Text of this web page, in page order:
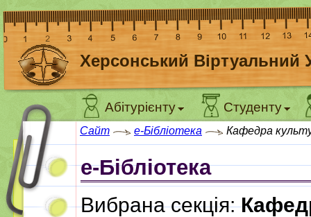
Херсонський Віртуальний
Абітурієнту Студенту
Сайт e-Бібліотека Кафедра
e-Бібліотека
Вибрана секція: